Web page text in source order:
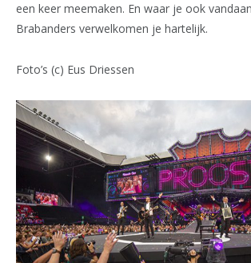
een keer meemaken. En waar je ook
Brabanders verwelkomen je hartelijk.
Foto’s (c) Eus Driessen